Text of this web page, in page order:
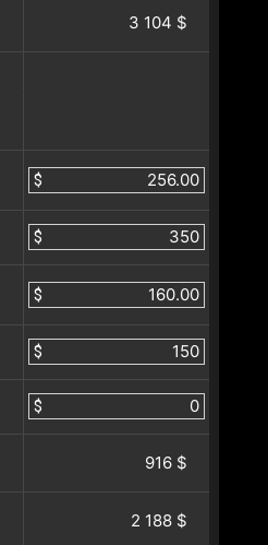
3 104 $
$
$
$
$
$
916 $
2 188 $